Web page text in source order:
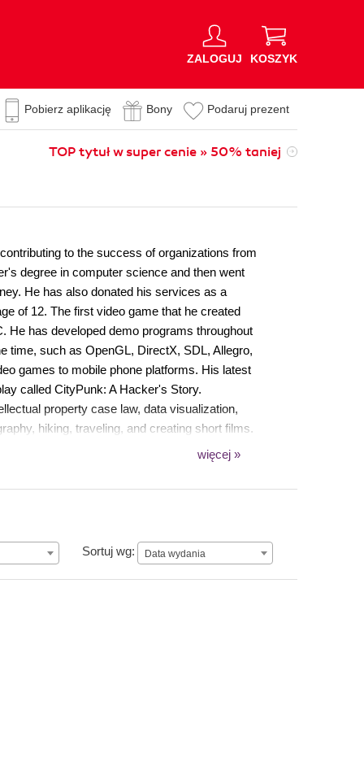
ZALOGUJ KOSZYK
Pobierz aplikację Bony Podaruj prezent
TOP tytuł w super cenie » 50% taniej
to the success of organizations from
degree in computer science and then went
He has also donated his services as a
of 12. The first video game that he created
He has developed demo programs throughout
time, such as OpenGL, DirectX, SDL, Allegro,
games to mobile phone platforms. His latest
called CityPunk: A Hacker's Story.
property case law, data visualization,
hiking, traveling, and creating short films.
więcej »
Sortuj wg: Data wydania
Data wydania